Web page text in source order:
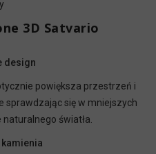
3D Satvario
design
powiększa przestrzeń i
sprawdzając się w mniejszych
światła.